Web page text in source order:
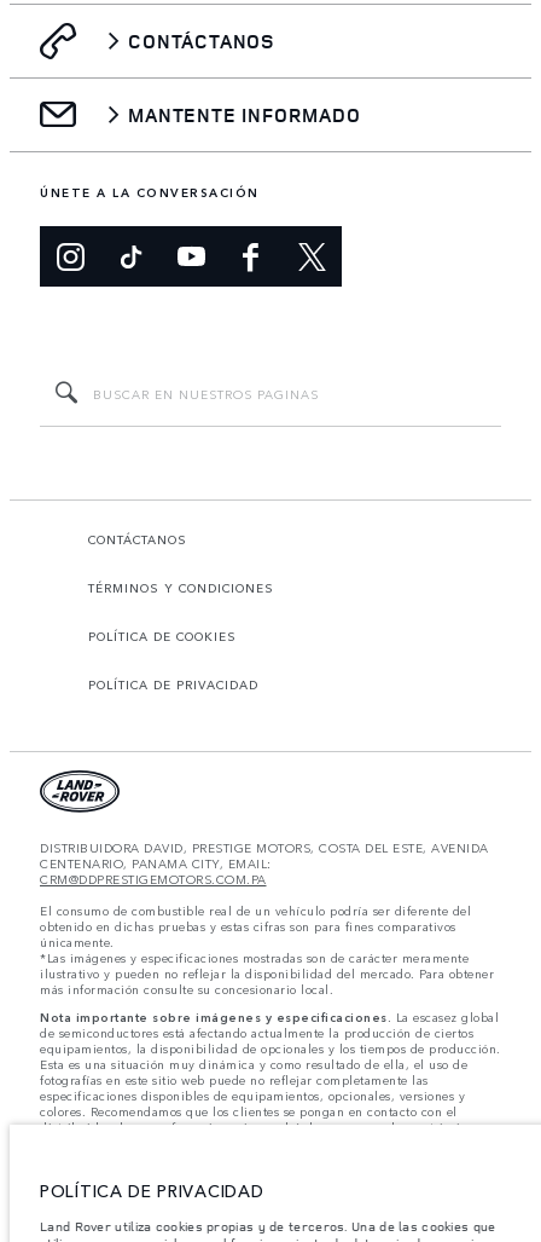
CONTÁCTANOS
MANTENTE INFORMADO
ÚNETE A LA CONVERSACIÓN
CONTÁCTANOS
TÉRMINOS Y CONDICIONES
POLÍTICA DE COOKIES
POLÍTICA DE PRIVACIDAD
DISTRIBUIDORA DAVID, PRESTIGE MOTORS, COSTA DEL ESTE, AVENIDA
CENTENARIO, PANAMA CITY, EMAIL:
CRM@DDPRESTIGEMOTORS.COM.PA
El consumo de combustible real de un vehículo podría ser diferente del
obtenido en dichas pruebas y estas cifras son para fines comparativos
únicamente.
*Las imágenes y especificaciones mostradas son de carácter meramente
ilustrativo y pueden no reflejar la disponibilidad del mercado. Para obtener
más información consulte su concesionario local.
Nota importante sobre imágenes y especificaciones. La escasez global
de semiconductores está afectando actualmente la producción de ciertos
equipamientos, la disponibilidad de opcionales y los tiempos de producción.
Esta es una situación muy dinámica y como resultado de ella, el uso de
fotografías en este sitio web puede no reflejar completamente las
especificaciones disponibles de equipamientos, opcionales, versiones y
colores. Recomendamos que los clientes se pongan en contacto con el
distribuidor de su preferencia, quien podrá dar a conocer las restricciones
Jaguar Land Rover Limited busca constantemente nuevas formas de mejorar
accesorios, por lo que se producen modificaciones de forma continua y sin
previo aviso. Según el modelo, algunas funciones serán opcionales o
POLÍTICA DE PRIVACIDAD
Land Rover utiliza cookies propias y de terceros. Una de las cookies que